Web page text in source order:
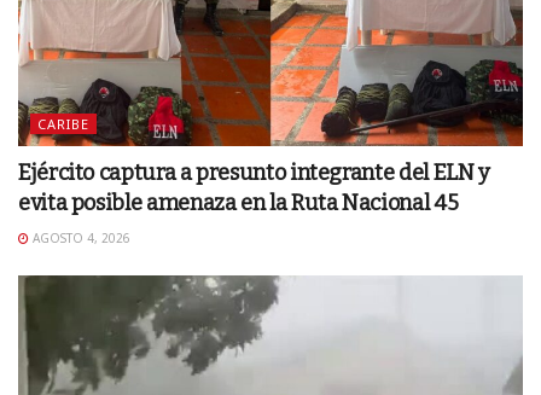
CARIBE
Ejército captura a presunto integrante del ELN y
evita posible amenaza en la Ruta Nacional 45
AGOSTO 4, 2026